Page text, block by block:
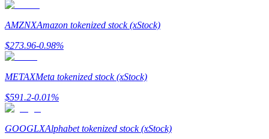
Referensi
Undang teman untuk mendapatkan imbalan tunai
AMZNXAmazon tokenized stock (xStock)
$273.96-0.98%
METAXMeta tokenized stock (xStock)
$591.2-0.01%
GOOGLXAlphabet tokenized stock (xStock)